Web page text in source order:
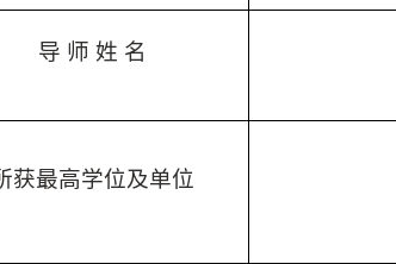
导 师 姓 名
获最高学位及单位